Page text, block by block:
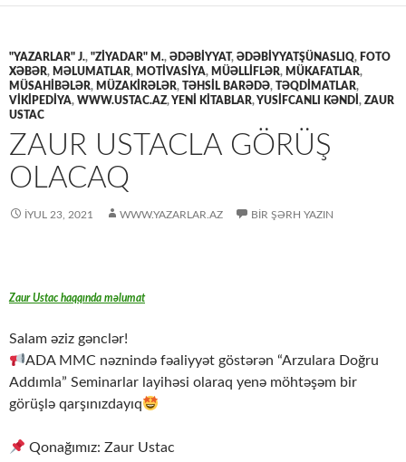
"YAZARLAR" J., "ZİYADAR" M., ƏDƏBİYYAT, ƏDƏBIYYATŞÜNASLIQ, FOTO
XƏBƏR, MƏLUMATLAR, MOTİVASİYA, MÜƏLLİFLƏR, MÜKAFATLAR,
MÜSAHİBƏLƏR, MÜZAKİRƏLƏR, TƏHSİL BARƏDƏ, TƏQDİMATLAR,
VİKİPEDİYA, WWW.USTAC.AZ,YENİ KİTABLAR,YUSIFCANLI KƏNDI , ZAUR
USTAC
ZAUR USTACLA GÖRÜŞ
OLACAQ
İYUL 23, 2021 WWW.YAZARLAR.AZ BIR ŞƏRH YAZIN
Zaur Ustac haqqında məlumat
Salam əziz gənclər!
ADA MMC nəznində fəaliyyət göstərən “Arzulara Doğru
Addımla” Seminarlar layihəsi olaraq yenə möhtəşəm bir
görüşlə qarşınızdayıq
Qonağımız: Zaur Ustac